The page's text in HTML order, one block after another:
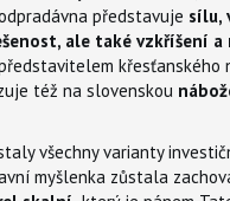
představuje sílu,
ale také vzkříšení a
křesťanského
též na slovenskou
všechny varianty
myšlenka zůstala